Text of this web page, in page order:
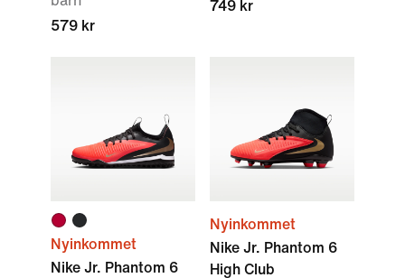
579 kr
749 kr
Nyinkommet
Nike Jr. Phantom 6
Nyinkommet
Nike Jr. Phantom 6
High Club